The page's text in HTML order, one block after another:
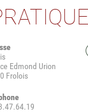
Edmond Urion
Frolois